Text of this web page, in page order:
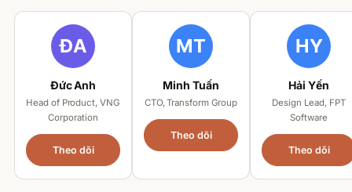
Đức Anh
Head of Product, VNG
Corporation
Theo dõi
Minh Tuấn
CTO, Transform Group
Theo dõi
Hải Yến
Design Lead, FPT
Software
Theo dõi